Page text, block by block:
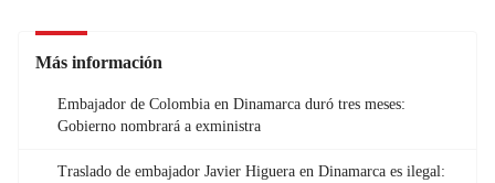
Más información
Embajador de Colombia en Dinamarca duró tres meses:
Gobierno nombrará a exministra
Traslado de embajador Javier Higuera en Dinamarca es ilegal: